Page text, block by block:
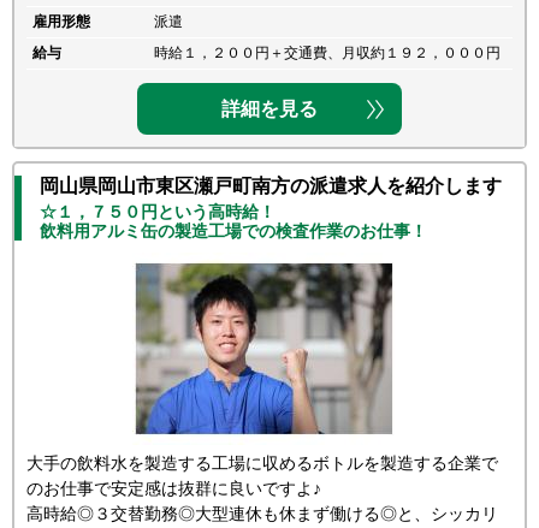
雇用形態
派遣
給与
時給１，２００円＋交通費、月収約１９２，０００円
詳細を見る
岡山県岡山市東区瀬戸町南方の派遣求人を紹介します
☆１，７５０円という高時給！
飲料用アルミ缶の製造工場での検査作業のお仕事！
大手の飲料水を製造する工場に収めるボトルを製造する企業で
のお仕事で安定感は抜群に良いですよ♪
高時給◎３交替勤務◎大型連休も休まず働ける◎と、シッカリ